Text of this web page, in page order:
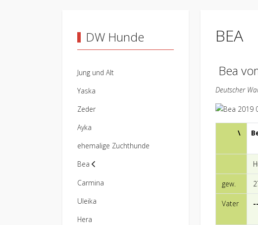
DW Hunde
Jung und Alt
Yaska
Zeder
Ayka
ehemalige Zuchthunde
Bea
Carmina
Uleika
Hera
BEA
Bea
Deutscher
\
gew.
Vater